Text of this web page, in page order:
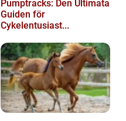
Pumptracks: Den Ultimata
Guiden för
Cykelentusiast...